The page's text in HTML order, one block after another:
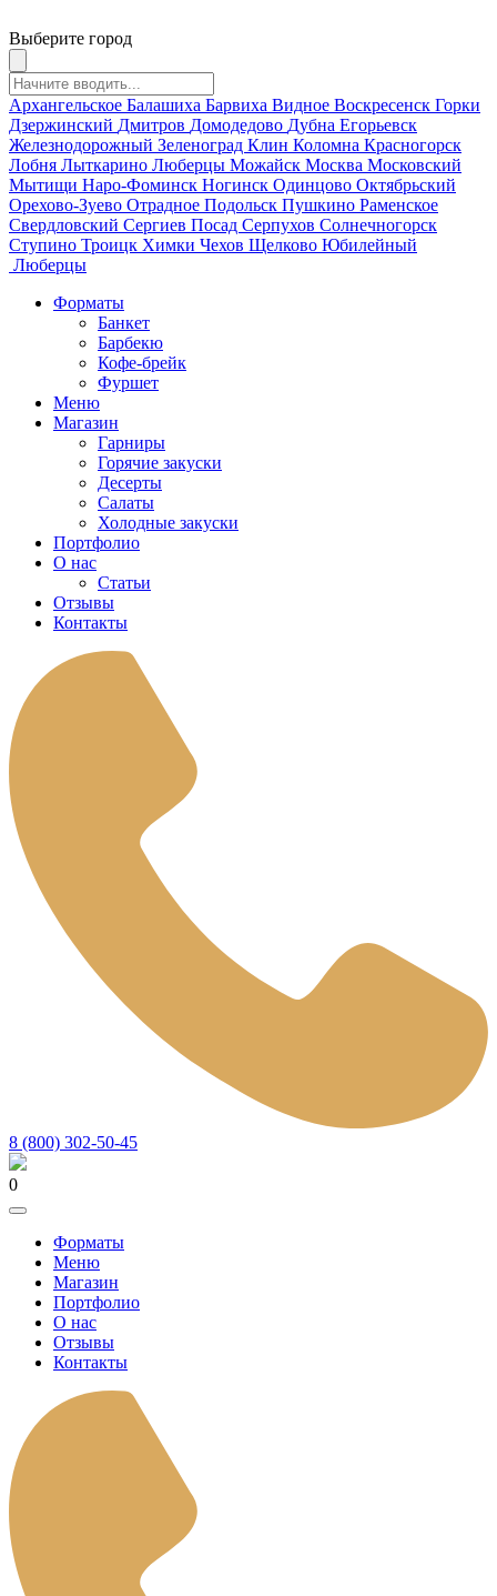
Выберите город
Архангельское Балашиха Барвиха Видное Воскресенск Горки
Дзержинский Дмитров Домодедово Дубна Егорьевск
Железнодорожный Зеленоград Клин Коломна Красногорск
Лобня Лыткарино Люберцы Можайск Москва Московский
Мытищи Наро-Фоминск Ногинск Одинцово Октябрьский
Орехово-Зуево Отрадное Подольск Пушкино Раменское
Свердловский Сергиев Посад Серпухов Солнечногорск
Ступино Троицк Химки Чехов Щелково Юбилейный
Люберцы
Форматы
Банкет
Барбекю
Кофе-брейк
Фуршет
Меню
Магазин
Гарниры
Горячие закуски
Десерты
Салаты
Холодные закуски
Портфолио
О нас
Статьи
Отзывы
Контакты
8 (800) 302-50-45
0
Форматы
Меню
Магазин
Портфолио
О нас
Отзывы
Контакты